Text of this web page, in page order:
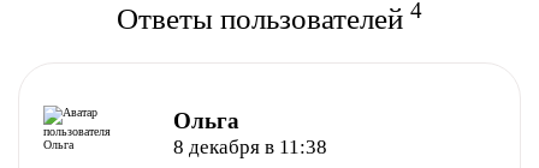
Ответы пользователей 4
Ольга
8 декабря в 11:38